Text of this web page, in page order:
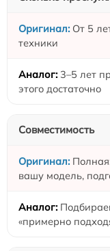
От 5
техники
3–5 лет
этого достаточно
Совместимость
вашу модель,
«примерно